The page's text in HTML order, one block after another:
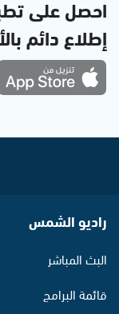
احصل على
إطلاع دائم
راديو الشمس
البث المباشر
قائمة البرامج